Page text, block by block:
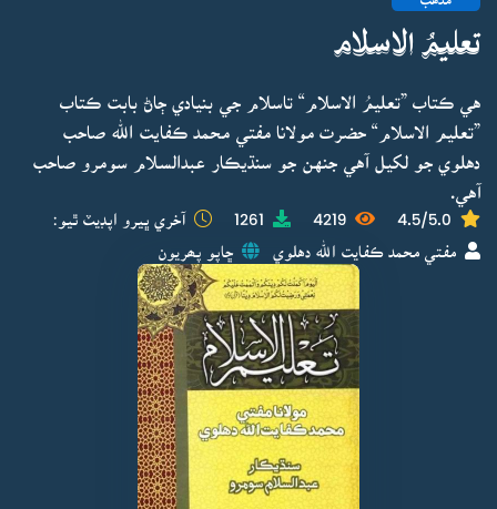
تعليمُ الاسلام
هي ڪتاب ”تعليمُ الاسلام“ تاسلام جي بنيادي ڄاڻ بابت ڪتاب
”تعليم الاسلام“ حضرت مولانا مفتي محمد ڪفايت الله صاحب
دهلوي جو لکيل آهي جنهن جو سنڌيڪار عبدالسلام سومرو صاحب
آهي.
4.5/5.0
4219
1261 آخري ڀيرو اپڊيٽ ٿيو:
مفتي محمد ڪفايت الله دهلوي ڇاپو پھريون